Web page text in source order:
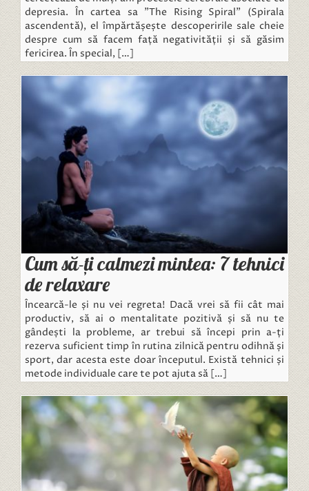
depresia. În cartea sa ”The Rising Spiral” (Spirala
ascendentă), el împărtășește descoperirile sale cheie
despre cum să facem față negativității și să găsim
fericirea. În special, […]
Cum să-ți calmezi mintea: 7 tehnici
de relaxare
Încearcă-le și nu vei regreta! Dacă vrei să fii cât mai
productiv, să ai o mentalitate pozitivă și să nu te
gândești la probleme, ar trebui să începi prin a-ți
rezerva suficient timp în rutina zilnică pentru odihnă și
sport, dar acesta este doar începutul. Există tehnici și
metode individuale care te pot ajuta să […]